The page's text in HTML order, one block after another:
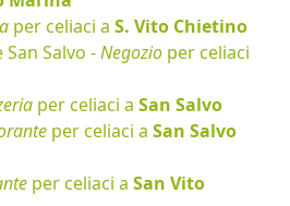
per celiaci a S. Vito Chietino
Salvo -Negozio per celiaci
per celiaci a San Salvo
per celiaci a San Salvo
per celiaci a San Vito